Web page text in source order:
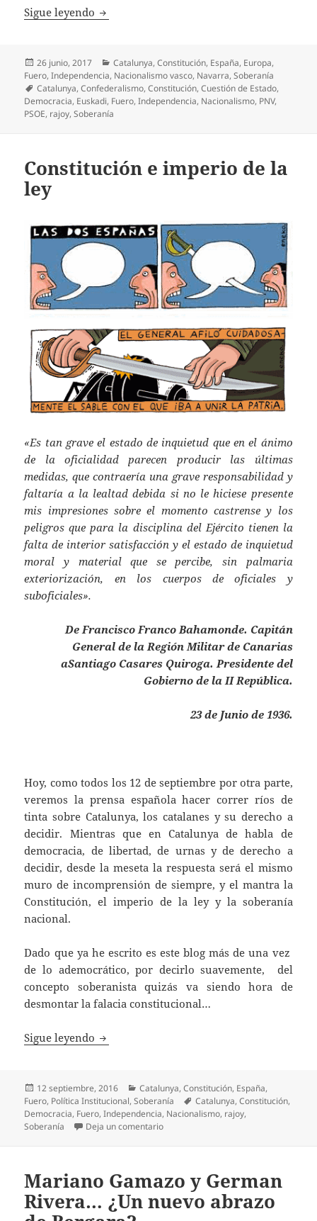
Sigue leyendo La España inconclusa, serán las Españas o
Publicado
el
26 junio, 2017 Categorías
Catalunya,Constitución, España, Europa,
Fuero,Independencia, Nacionalismo vasco, Navarra,Soberanía
Etiquetas
Catalunya,Confederalismo,Constitución,Cuestión de Estado,
Democracia, Euskadi, Fuero,Independencia, Nacionalismo, PNV,
PSOE, rajoy,Soberanía
Constitución e imperio de la
ley
«Es tan grave el estado de inquietud que en el ánimo
de la oficialidad parecen producir las últimas
medidas, que contraería una grave responsabilidad y
faltaría a la lealtad debida si no le hiciese presente
mis impresiones sobre el momento castrense y los
peligros que para la disciplina del Ejército tienen la
falta de interior satisfacción y el estado de inquietud
moral y material que se percibe, sin palmaria
exteriorización, en los cuerpos de oficiales y
suboficiales».
De Francisco Franco Bahamonde. Capitán
General de la Región Militar de Canarias
aSantiago Casares Quiroga. Presidente del
Gobierno de la II República.
23 de Junio de 1936.
Hoy, como todos los 12 de septiembre por otra parte,
veremos la prensa española hacer correr ríos de
tinta sobre Catalunya, los catalanes y su derecho a
decidir. Mientras que en Catalunya de habla de
democracia, de libertad, de urnas y de derecho a
decidir, desde la meseta la respuesta será el mismo
muro de incomprensión de siempre, y el mantra la
Constitución, el imperio de la ley y la soberanía
nacional.
Dado que ya he escrito es este blog más de una vez
de lo ademocrático, por decirlo suavemente, del
concepto soberanista quizás va siendo hora de
desmontar la falacia constitucional…
Sigue leyendo Constitución e imperio de la ley
Publicado
el
12 septiembre, 2016 Categorías
Catalunya,Constitución, España,
Fuero, Política Institucional,Soberanía Etiquetas
Catalunya,Constitución,
Democracia, Fuero,Independencia, Nacionalismo, rajoy,
Soberanía
Deja un comentarioen Constitución e imperio de la ley
Mariano Gamazo y German
Rivera… ¿Un nuevo abrazo